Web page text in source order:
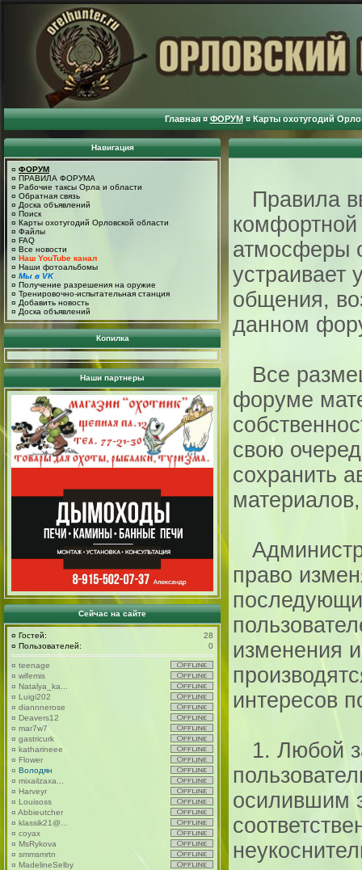
Главная ¤ ФОРУМ ¤ Карты охотугодий
Навигация
¤ ФОРУМ
¤ ПРАВИЛА ФОРУМА
¤ Рабочие таксы Орла и области
¤ Обратная связь
¤ Доска объявлений
¤ Поиск
¤ Карты охотугодий Орловской области
¤ Файлы
¤ FAQ
¤ Все новости
¤ Наш YouTube канал
¤ Наши фотоальбомы
¤ Мы в VK
¤ Получение разрешения на оружие
¤ Тренировочно-испытательная станция
¤ Добавить новость
¤ Доска объявлений
Копилка
Наши партнеры
Сейчас на сайте
¤ Гостей:
28
¤ Пользователей: 0
¤ teenage
¤ wifemis
¤ Natalya_ka...
¤ Luigi202
¤ diannnerose
¤ Deavers12
¤ mar7w7
¤ gastricurk
¤ katharineee
¤ Flower
¤ Володян
¤ mixailzaxa...
¤ Harveyr
¤ Louisoss
¤ Abbieutcher
¤ klassik21@...
¤ coyax
¤ MsRykova
¤ smmsmrtn
¤ MadelineSelby
Правила
комфортной
атмосферы
устраивает
общения,
данном
Все
форуме
свою
сохранить
право
изменения
интересов
1. Любой
осилившим